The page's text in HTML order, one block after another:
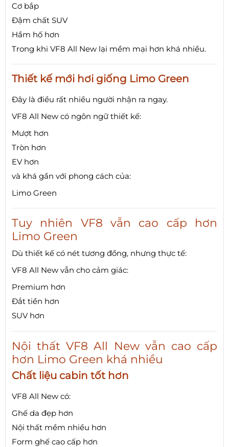
Cơ bắp
Đậm chất SUV
Hầm hố hơn
Trong khi VF8 All New lại mềm mại hơn khá nhiều.
Thiết kế mới hơi giống Limo Green
Đây là điều rất nhiều người nhận ra ngay.
VF8 All New có ngôn ngữ thiết kế:
Mượt hơn
Tròn hơn
EV hơn
và khá gần với phong cách của:
Limo Green
Tuy nhiên VF8 vẫn cao cấp hơn
Limo Green
Dù thiết kế có nét tương đồng, nhưng thực tế:
VF8 All New vẫn cho cảm giác:
Premium hơn
Đắt tiền hơn
SUV hơn
Nội thất VF8 All New vẫn cao cấp
hơn Limo Green khá nhiều
Chất liệu cabin tốt hơn
VF8 All New có:
Ghế da đẹp hơn
Nội thất mềm nhiều hơn
Form ghế cao cấp hơn